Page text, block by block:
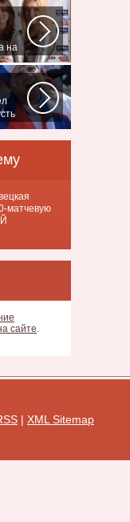
на
матчевую
сайте.
| XML Sitemap